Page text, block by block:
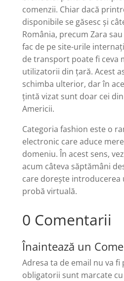
comenzii. Chiar dacă
disponibile se găsesc și
România, precum Zara
fac de pe site-urile
de transport poate fi ceva
utilizatorii din țară. Acest
schimba ulterior, dar în
țintă vizat sunt doar cei
Americii.
Categoria fashion este o
electronic care aduce
domeniu. În acest sens,
acum câteva săptămâni
care dorește introducerea
probă virtuală.
0 Comentarii
Înaintează un
Adresa ta de email nu va fi
obligatorii sunt marcate cu